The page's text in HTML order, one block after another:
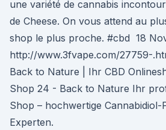
une variété de cannabis
de Cheese. On vous attend au
shop le plus proche. #cbd 18
http://www.3fvape.com/27759-
Back to Nature | Ihr CBD
Shop 24 - Back to Nature Ihr
Shop – hochwertige Cannabidiol-
Experten.